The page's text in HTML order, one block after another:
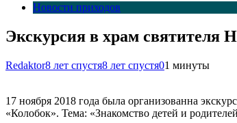
Новости приходов
Экскурсия в храм святителя
Redaktor8 лет спустя8 лет спустя01 минуты
17 ноября 2018 года была организованна
«Колобок». Тема: «Знакомство детей и